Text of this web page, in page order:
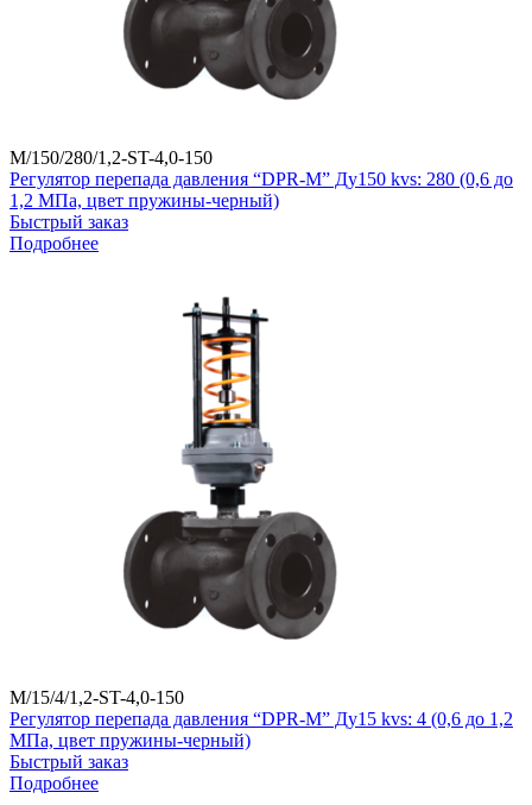
M/150/280/1,2-ST-4,0-150
Регулятор перепада давления “DPR-M” Ду150 kvs: 280 (0,6 до
1,2 МПа, цвет пружины-черный)
Быстрый заказ
Подробнее
M/15/4/1,2-ST-4,0-150
Регулятор перепада давления “DPR-M” Ду15 kvs: 4 (0,6 до 1,2
МПа, цвет пружины-черный)
Быстрый заказ
Подробнее